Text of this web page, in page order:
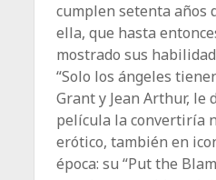
cumplen setenta años
ella, que hasta
mostrado sus
“Solo los ángeles
Grant y Jean Arthur, le
película la convertiría
erótico, también en
época: su “Put the